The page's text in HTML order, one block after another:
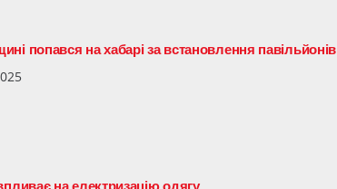
попався на хабарі за встановлення павільйонів
на електризацію одягу